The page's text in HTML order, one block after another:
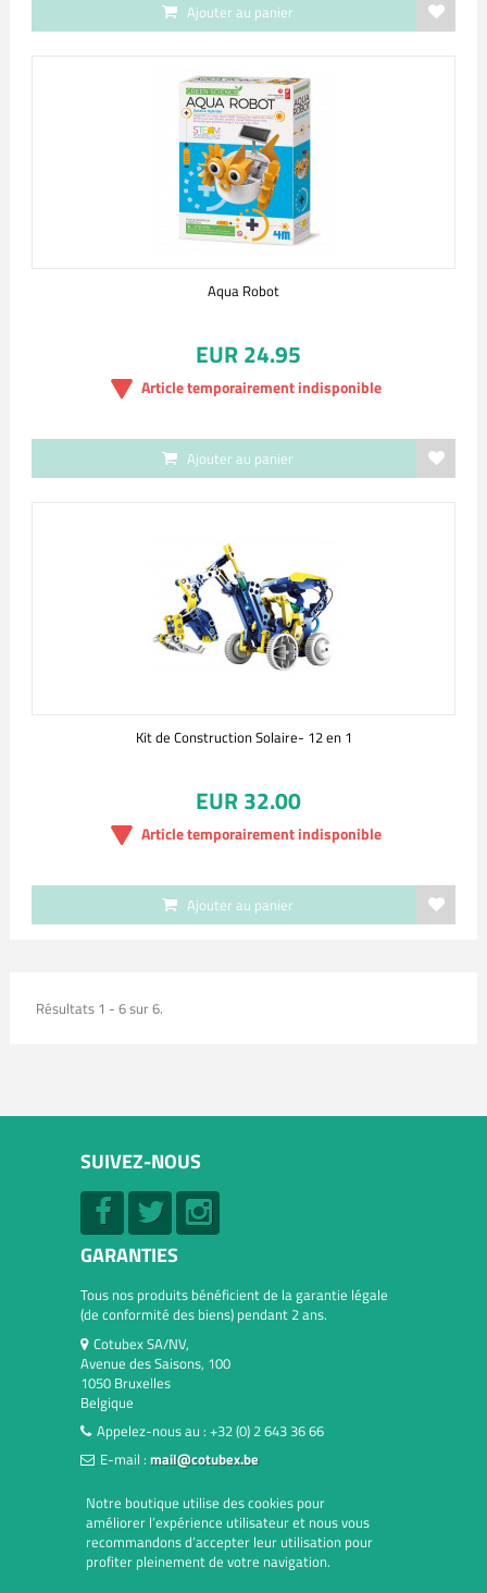
Ajouter au panier
Aqua Robot
EUR 24.95
Article temporairement indisponible
Ajouter au panier
Kit de Construction Solaire- 12 en 1
EUR 32.00
Article temporairement indisponible
Ajouter au panier
Résultats 1 - 6 sur 6.
SUIVEZ-NOUS
GARANTIES
Tous nos produits bénéficient de la garantie légale
(de conformité des biens) pendant 2 ans.
Cotubex SA/NV,
Avenue des Saisons, 100
1050 Bruxelles
Belgique
Appelez-nous au : +32 (0) 2 643 36 66
E-mail : mail@cotubex.be
Notre boutique utilise des cookies pour
améliorer l’expérience utilisateur et nous vous
recommandons d’accepter leur utilisation pour
profiter pleinement de votre navigation.